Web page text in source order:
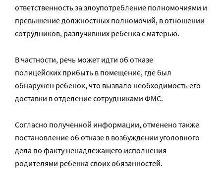
ответственность за злоупотребление полномочиями и
превышение должностных полномочий, в отношении
сотрудников, разлучивших ребенка с матерью.
В частности, речь может идти об отказе
полицейских прибыть в помещение, где был
обнаружен ребенок, что вызвало необходимость его
доставки в отделение сотрудниками ФМС.
Согласно полученной информации, отменено также
постановление об отказе в возбуждении уголовного
дела по факту ненадлежащего исполнения
родителями ребенка своих обязанностей.